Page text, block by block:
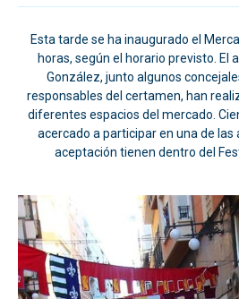
Esta tarde se ha inaugurado el
horas, según el horario previsto. El
González, junto algunos
responsables del certamen, han
diferentes espacios del mercado.
acercado a participar en una de
aceptación tienen dentro del